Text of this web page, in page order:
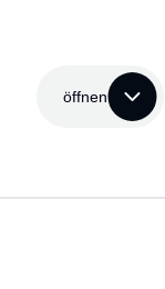
öffnen